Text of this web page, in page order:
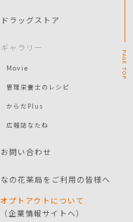
ドラッグストア
ギャラリー
Movie
管理栄養士のレシピ
からだPlus
広報誌なたね
お問い合わせ
なの花薬局をご利用の皆様へ
オプトアウトについて
（企業情報サイトへ）
PAGE
TOP